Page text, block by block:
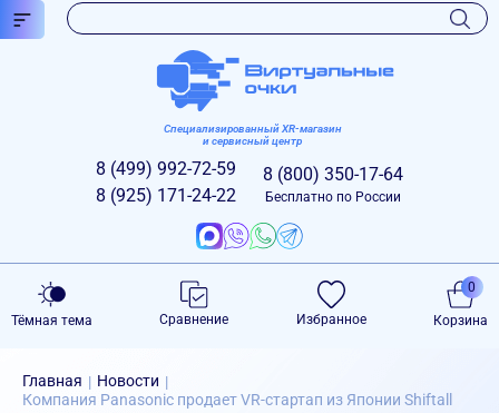
Специализированный XR-магазин
и сервисный центр
8 (499) 992-72-59
8 (925) 171-24-22
8 (800) 350-17-64
Бесплатно по России
Тёмная тема Сравнение Избранное Корзина
0
Главная | Новости |
Компания Panasonic продает VR-стартап из Японии Shiftall